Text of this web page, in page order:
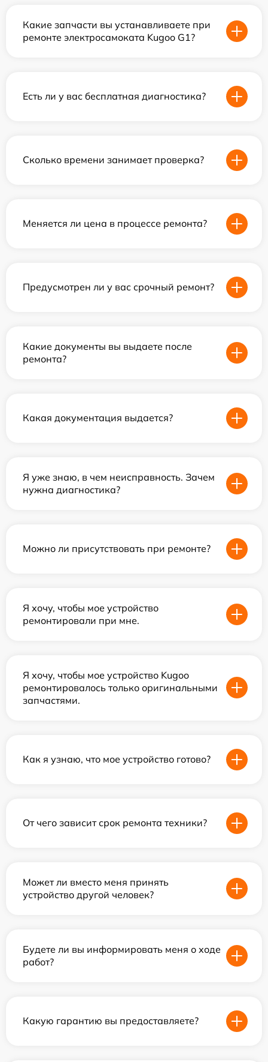
Какие запчасти вы устанавливаете при
ремонте электросамоката Kugoo G1?
Есть ли у вас бесплатная диагностика?
Сколько времени занимает проверка?
Меняется ли цена в процессе ремонта?
Предусмотрен ли у вас срочный ремонт?
Какие документы вы выдаете после
ремонта?
Какая документация выдается?
Я уже знаю, в чем неисправность. Зачем
нужна диагностика?
Можно ли присутствовать при ремонте?
Я хочу, чтобы мое устройство
ремонтировали при мне.
Я хочу, чтобы мое устройство Kugoo
ремонтировалось только оригинальными
запчастями.
Как я узнаю, что мое устройство готово?
От чего зависит срок ремонта техники?
Может ли вместо меня принять
устройство другой человек?
Будете ли вы информировать меня о ходе
работ?
Какую гарантию вы предоставляете?